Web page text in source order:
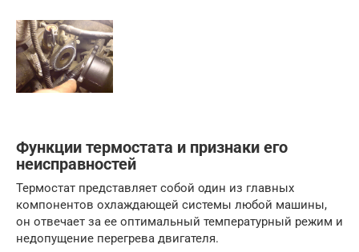
Функции термостата и признаки его
неисправностей
Термостат представляет собой один из главных
компонентов охлаждающей системы любой машины,
он отвечает за ее оптимальный температурный режим и
недопущение перегрева двигателя.